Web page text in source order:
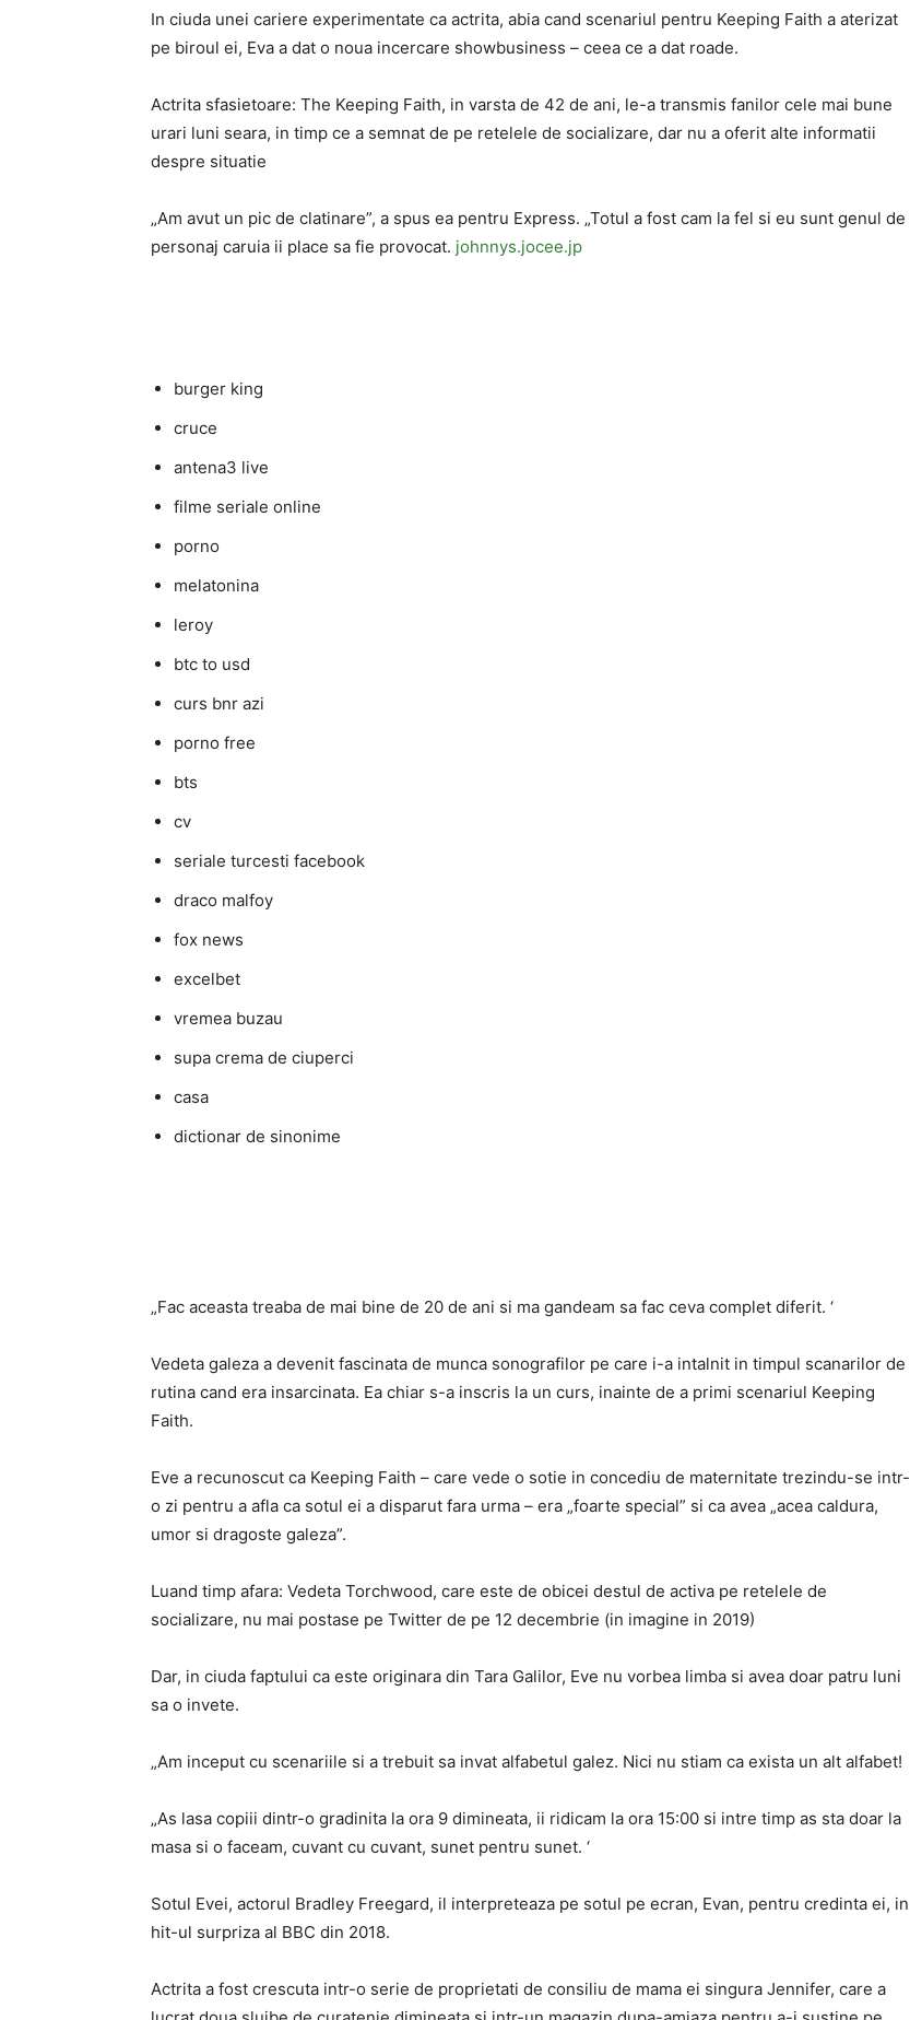
In ciuda unei cariere experimentate ca actrita, abia cand scenariul pentru Keeping Faith a aterizat
pe biroul ei, Eva a dat o noua incercare showbusiness – ceea ce a dat roade.
Actrita sfasietoare: The Keeping Faith, in varsta de 42 de ani, le-a transmis fanilor cele mai bune
urari luni seara, in timp ce a semnat de pe retelele de socializare, dar nu a oferit alte informatii
despre situatie
„Am avut un pic de clatinare”, a spus ea pentru Express. „Totul a fost cam la fel si eu sunt genul de
personaj caruia ii place sa fie provocat. johnnys.jocee.jp
burger king
cruce
antena3 live
filme seriale online
porno
melatonina
leroy
btc to usd
curs bnr azi
porno free
bts
cv
seriale turcesti facebook
draco malfoy
fox news
excelbet
vremea buzau
supa crema de ciuperci
casa
dictionar de sinonime
„Fac aceasta treaba de mai bine de 20 de ani si ma gandeam sa fac ceva complet diferit. ‘
Vedeta galeza a devenit fascinata de munca sonografilor pe care i-a intalnit in timpul scanarilor de
rutina cand era insarcinata. Ea chiar s-a inscris la un curs, inainte de a primi scenariul Keeping
Faith.
Eve a recunoscut ca Keeping Faith – care vede o sotie in concediu de maternitate trezindu-se intr-
o zi pentru a afla ca sotul ei a disparut fara urma – era „foarte special” si ca avea „acea caldura,
umor si dragoste galeza”.
Luand timp afara: Vedeta Torchwood, care este de obicei destul de activa pe retelele de
socializare, nu mai postase pe Twitter de pe 12 decembrie (in imagine in 2019)
Dar, in ciuda faptului ca este originara din Tara Galilor, Eve nu vorbea limba si avea doar patru luni
sa o invete.
„Am inceput cu scenariile si a trebuit sa invat alfabetul galez. Nici nu stiam ca exista un alt alfabet!
„As lasa copiii dintr-o gradinita la ora 9 dimineata, ii ridicam la ora 15:00 si intre timp as sta doar la
masa si o faceam, cuvant cu cuvant, sunet pentru sunet. ‘
Sotul Evei, actorul Bradley Freegard, il interpreteaza pe sotul pe ecran, Evan, pentru credinta ei, in
hit-ul surpriza al BBC din 2018.
Actrita a fost crescuta intr-o serie de proprietati de consiliu de mama ei singura Jennifer, care a